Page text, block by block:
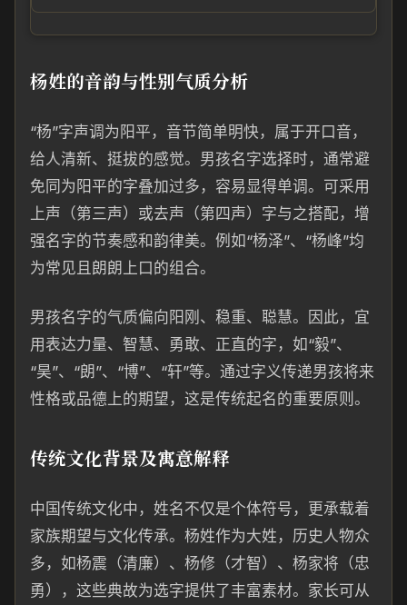
杨姓的音韵与性别气质分析
“杨”字声调为阳平，音节简单明快，属于开口音，
给人清新、挺拔的感觉。男孩名字选择时，通常避
免同为阳平的字叠加过多，容易显得单调。可采用
上声（第三声）或去声（第四声）字与之搭配，增
强名字的节奏感和韵律美。例如“杨泽”、“杨峰”均
为常见且朗朗上口的组合。
男孩名字的气质偏向阳刚、稳重、聪慧。因此，宜
用表达力量、智慧、勇敢、正直的字，如“毅”、
“昊”、“朗”、“博”、“轩”等。通过字义传递男孩将来
性格或品德上的期望，这是传统起名的重要原则。
传统文化背景及寓意解释
中国传统文化中，姓名不仅是个体符号，更承载着
家族期望与文化传承。杨姓作为大姓，历史人物众
多，如杨震（清廉）、杨修（才智）、杨家将（忠
勇），这些典故为选字提供了丰富素材。家长可从